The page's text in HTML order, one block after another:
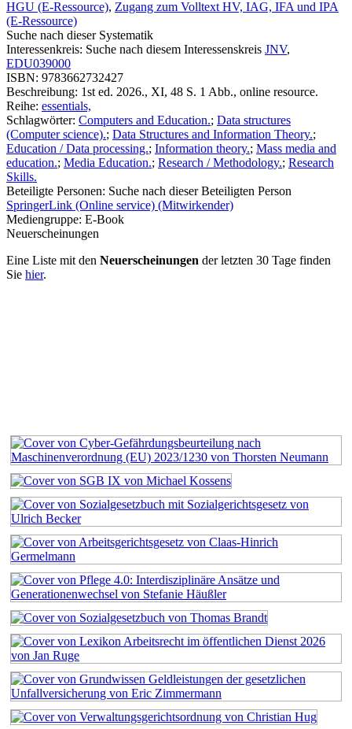
HGU (E-Ressource), Zugang zum Volltext HV, IAG, IFA und IPA
(E-Ressource)
Suche nach dieser Systematik
Interessenkreis: Suche nach diesem Interessenskreis JNV,
EDU039000
ISBN: 9783662732427
Beschreibung: 1st ed. 2026., XI, 48 S. 1 Abb., online resource.
Reihe: essentials,
Schlagwörter: Computers and Education.; Data structures
(Computer science).; Data Structures and Information Theory.;
Education / Data processing.; Information theory.; Mass media and
education.; Media Education.; Research / Methodology.; Research
Skills.
Beteiligte Personen: Suche nach dieser Beteiligten Person
SpringerLink (Online service) (Mitwirkender)
Mediengruppe: E-Book
Neuerscheinungen
Eine Liste mit den Neuerscheinungen der letzten 30 Tage finden
Sie hier.